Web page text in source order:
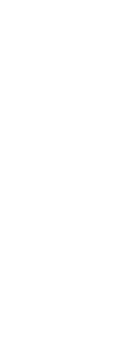
Поверка и
потока,
Поверка и